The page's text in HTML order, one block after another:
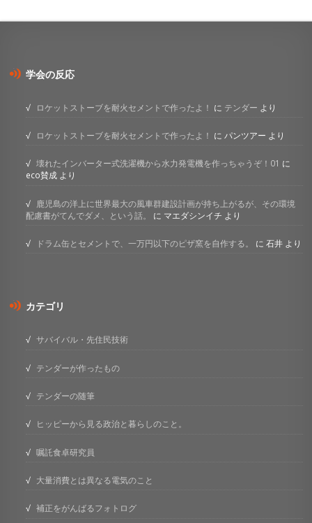
学会の反応
ロケットストーブを耐火セメントで作ったよ！ に テンダー より
ロケットストーブを耐火セメントで作ったよ！ に パンツアー より
壊れたインバーター式洗濯機から水力発電機を作っちゃうぞ！01 に
eco賛成 より
鹿児島の洋上に世界最大の風車群建設計画が持ち上がるが、その環境
配慮書がてんでダメ、という話。
に マエダシンイチ より
ドラム缶とセメントで、一万円以下のピザ窯を自作する。 に石井 より
カテゴリ
サバイバル・先住民技術
テンダーが作ったもの
テンダーの随筆
ヒッピーから見る政治と暮らしのこと。
嘱託食卓研究員
大量消費とは異なる電気のこと
補正をがんばるフォトログ